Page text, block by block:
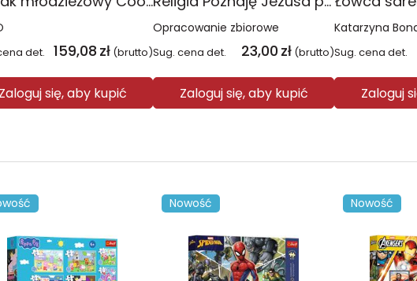
det. 159,08 zł (brutto)
Zaloguj się, aby kupić
Opracowanie zbiorowe
Sug. cena det. 23,00 zł (brutto)
Zaloguj się, aby kupić
Katarzyna
Sug. cena det.
Zaloguj
Nowość Nowość